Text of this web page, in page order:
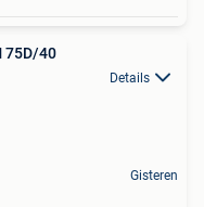
75D/40
Details
Gisteren